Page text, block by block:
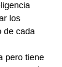
los
de cada
pero tiene